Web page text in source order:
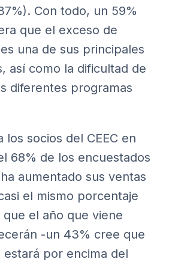
Con todo, un 59%
que el exceso de
una de sus principales
así como la dificultad de
diferentes programas
los socios del CEEC en
68% de los encuestados
aumentado sus ventas
el mismo porcentaje
el año que viene
-un 43% cree que
estará por encima del